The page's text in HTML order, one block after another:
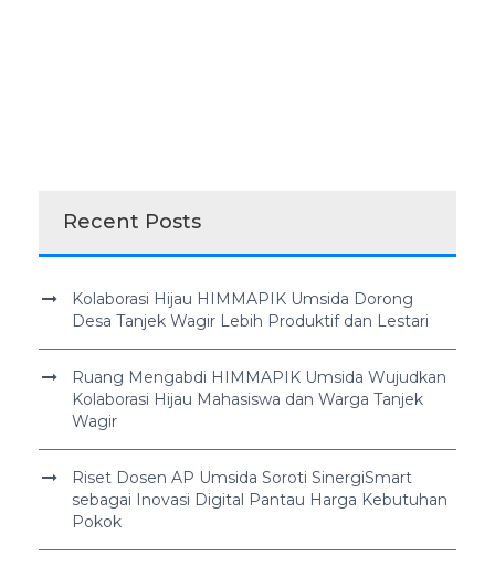
Recent Posts
Kolaborasi Hijau HIMMAPIK Umsida Dorong
Desa Tanjek Wagir Lebih Produktif dan Lestari
Ruang Mengabdi HIMMAPIK Umsida Wujudkan
Kolaborasi Hijau Mahasiswa dan Warga Tanjek
Wagir
Riset Dosen AP Umsida Soroti SinergiSmart
sebagai Inovasi Digital Pantau Harga Kebutuhan
Pokok